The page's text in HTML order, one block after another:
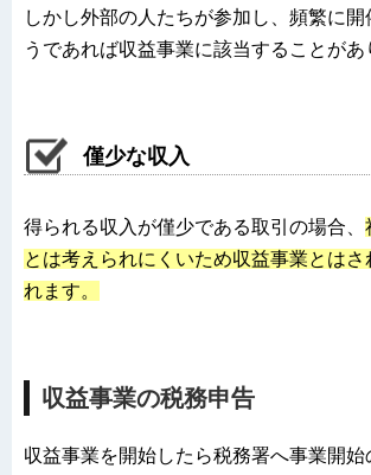
しかし外部の人たちが参加し、頻繁に開
うであれば収益事業に該当することがあ
僅少な収入
得られる収入が僅少である取引の場合、
とは考えられにくいため収益事業とはさ
れます。
収益事業の税務申告
収益事業を開始したら税務署へ事業開始